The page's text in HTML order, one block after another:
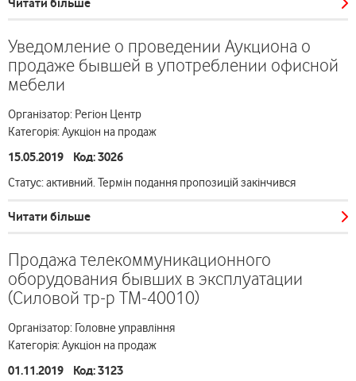
Уведомление о проведении Аукциона о
продаже бывшей в употреблении офисной
мебели
Організатор: Регіон Центр
Категорія: Аукціон на продаж
15.05.2019 Код: 3026
Статус: активний. Термін подання пропозицій закінчився
Читати більше
Продажа телекоммуникационного
оборудования бывших в эксплуатации
(Силовой тр-р ТМ-40010)
Організатор: Головне управління
Категорія: Аукціон на продаж
01.11.2019 Код: 3123